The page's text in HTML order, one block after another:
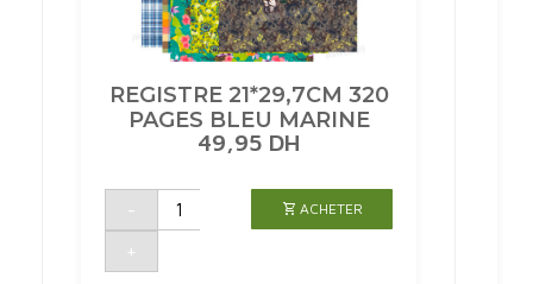
REGISTRE 21*29,7CM 320
PAGES BLEU MARINE
49,95 DH
-
quantité
REGISTRE
PAGES
+
ACHETER